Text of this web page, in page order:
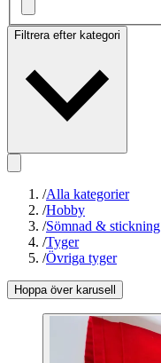
Filtrera efter kategori
/Alla kategorier
/Hobby
/Sömnad & stickning
/Tyger
/Övriga tyger
Hoppa över karusell